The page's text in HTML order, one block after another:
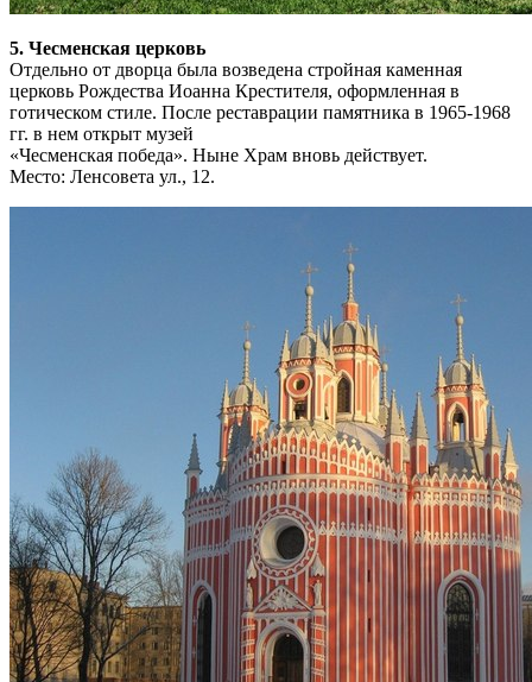
5. Чесменская церковь
Отдельно от дворца была возведена стройная каменная
церковь Рождества Иоанна Крестителя, оформленная в
готическом стиле. После реставрации памятника в 1965-1968
гг. в нем открыт музей
«Чесменская победа». Ныне Храм вновь действует.
Место: Ленсовета ул., 12.